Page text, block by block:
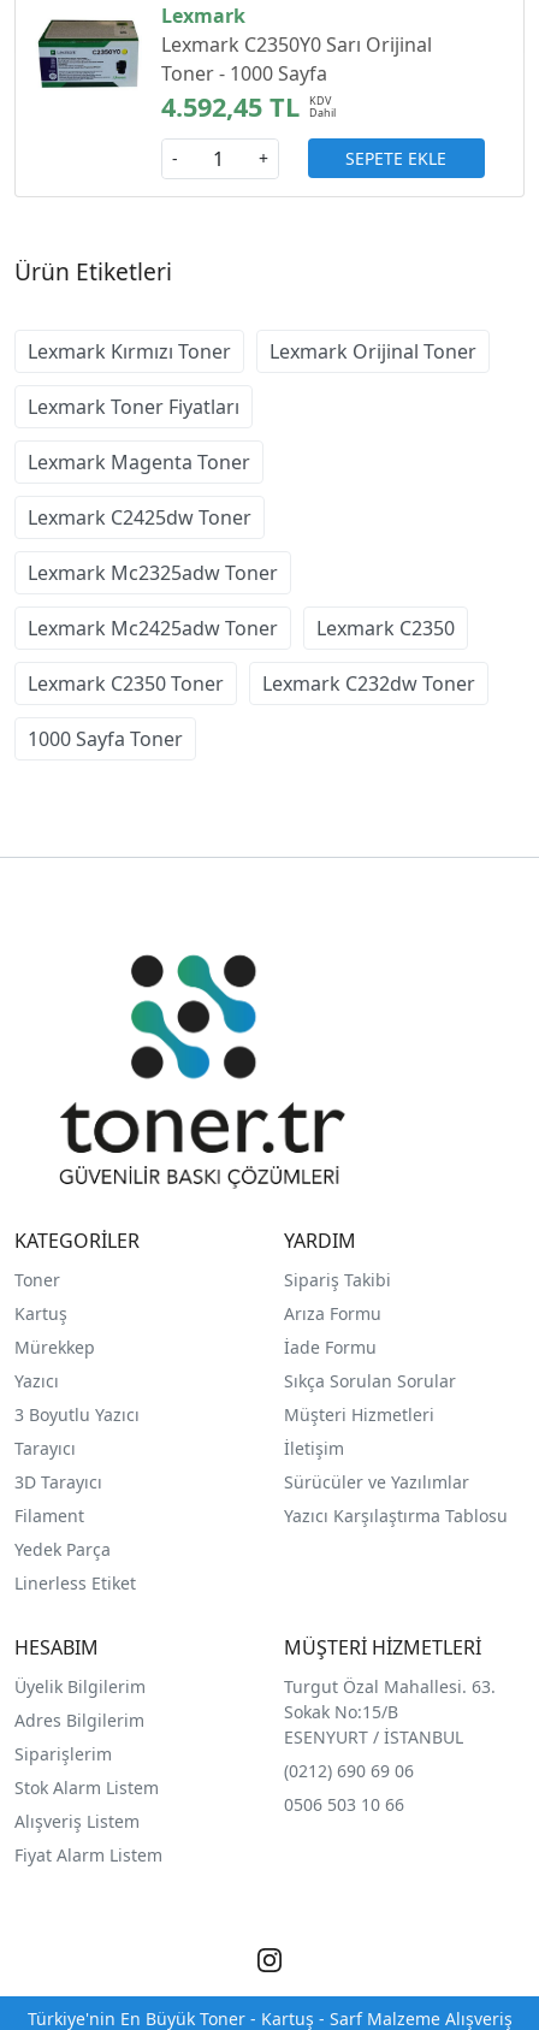
Lexmark
Lexmark C2350Y0 Sarı Orijinal
Toner - 1000 Sayfa
4.592,45 TL
- + SEPETE EKLE
Ürün Etiketleri
Lexmark Kırmızı Toner Lexmark Orijinal Toner
Lexmark Toner Fiyatları
Lexmark Magenta Toner
Lexmark C2425dw Toner
Lexmark Mc2325adw Toner
Lexmark Mc2425adw Toner Lexmark C2350
Lexmark C2350 Toner Lexmark C232dw Toner
1000 Sayfa Toner
KATEGORİLER
Toner
Kartuş
Mürekkep
Yazıcı
3 Boyutlu Yazıcı
Tarayıcı
3D Tarayıcı
Filament
Yedek Parça
Linerless Etiket
YARDIM
Sipariş Takibi
Arıza Formu
İade Formu
Sıkça Sorulan Sorular
Müşteri Hizmetleri
İletişim
Sürücüler ve Yazılımlar
Yazıcı Karşılaştırma Tablosu
HESABIM
Üyelik Bilgilerim
Adres Bilgilerim
Siparişlerim
Stok Alarm Listem
Alışveriş Listem
Fiyat Alarm Listem
MÜŞTERİ HİZMETLERİ
Turgut Özal Mahallesi. 63.
Sokak No:15/B
ESENYURT / İSTANBUL
(0212) 690 69 06
0506 503 10 66
Türkiye'nin En Büyük Toner - Kartuş - Sarf Malzeme Alışveriş